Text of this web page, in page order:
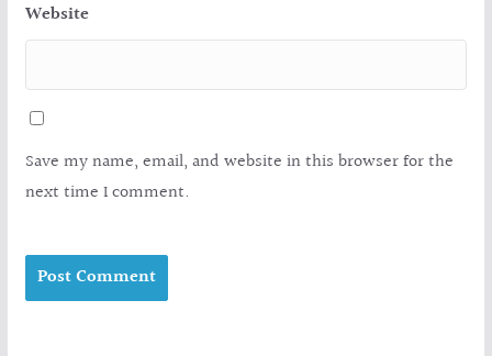
Website
Save my name, email, and website in this browser for the
next time I comment.